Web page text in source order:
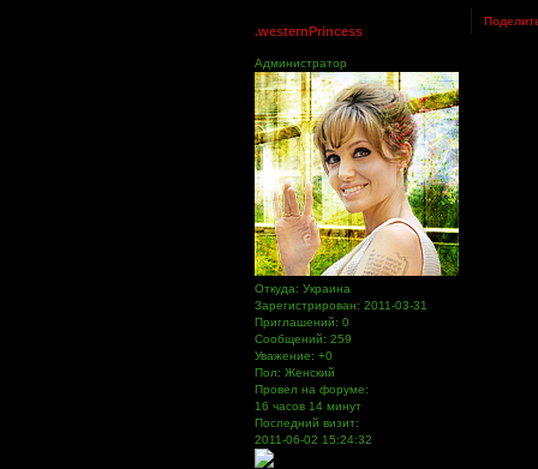
.westernPrincess
Администратор
Откуда: Украина
Зарегистрирован: 2011-03-31
Приглашений: 0
Сообщений: 259
Уважение: +0
Пол: Женский
Провел на форуме:
16 часов 14 минут
Последний визит:
2011-06-02 15:24:32